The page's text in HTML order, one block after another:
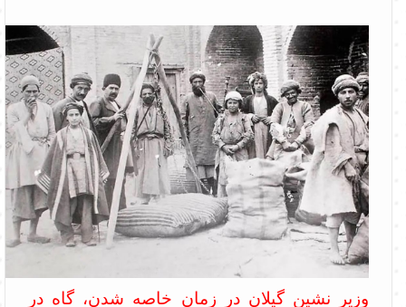
وزیر نشین گیلان در زمان خاصه شدن، گاه در